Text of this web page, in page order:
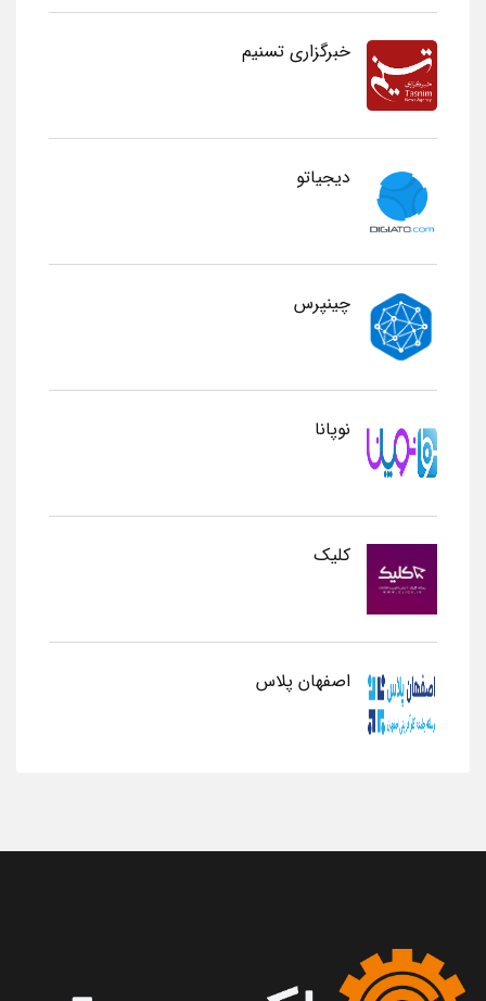
خبرگزاری تسنیم
دیجیاتو
چینپرس
نوپانا
کلیک
اصفهان پلاس